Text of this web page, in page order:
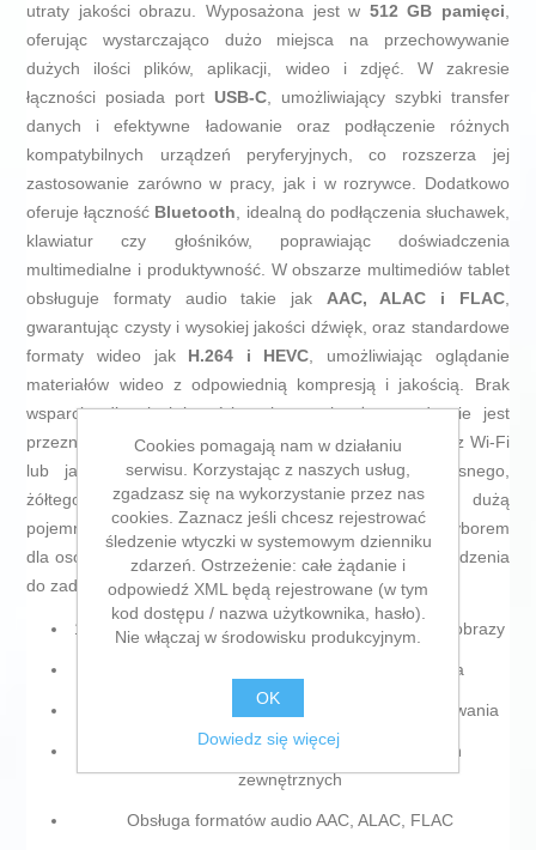
utraty jakości obrazu. Wyposażona jest w 512 GB pamięci,
oferując wystarczająco dużo miejsca na przechowywanie
dużych ilości plików, aplikacji, wideo i zdjęć. W zakresie
łączności posiada port USB-C, umożliwiający szybki transfer
danych i efektywne ładowanie oraz podłączenie różnych
kompatybilnych urządzeń peryferyjnych, co rozszerza jej
zastosowanie zarówno w pracy, jak i w rozrywce. Dodatkowo
oferuje łączność Bluetooth, idealną do podłączenia słuchawek,
klawiatur czy głośników, poprawiając doświadczenia
multimedialne i produktywność. W obszarze multimediów tablet
obsługuje formaty audio takie jak AAC, ALAC i FLAC,
gwarantując czysty i wysokiej jakości dźwięk, oraz standardowe
formaty wideo jak H.264 i HEVC, umożliwiając oglądanie
materiałów wideo z odpowiednią kompresją i jakością. Brak
wsparcia dla sieci komórkowej sprawia, że urządzenie jest
przeznaczone głównie dla użytkowników korzystających z Wi-Fi
lub jako sprzęt uzupełniający. Połączenie nowoczesnego,
żółtego designu z zaawansowaną technologią i dużą
pojemnością pamięci czyni tę tabletę Apple solidnym wyborem
dla osób szukających wszechstronnego, wydajnego urządzenia
do zadań multimedialnych i pracy.
11-calowy ekran zapewniający szerokie i wyraźne obrazy
512 GB pamięci na pliki, aplikacje i multimedia
Port USB-C dla szybkiego transferu danych i ładowania
Łączność Bluetooth do podłączania urządzeń
zewnętrznych
Obsługa formatów audio AAC, ALAC, FLAC
Cookies pomagają nam w działaniu
serwisu. Korzystając z naszych usług,
zgadzasz się na wykorzystanie przez nas
cookies. Zaznacz jeśli chcesz rejestrować
śledzenie wtyczki w systemowym dzienniku
zdarzeń. Ostrzeżenie: całe żądanie i
odpowiedź XML będą rejestrowane (w tym
kod dostępu / nazwa użytkownika, hasło).
Nie włączaj w środowisku produkcyjnym.
OK
Dowiedz się więcej